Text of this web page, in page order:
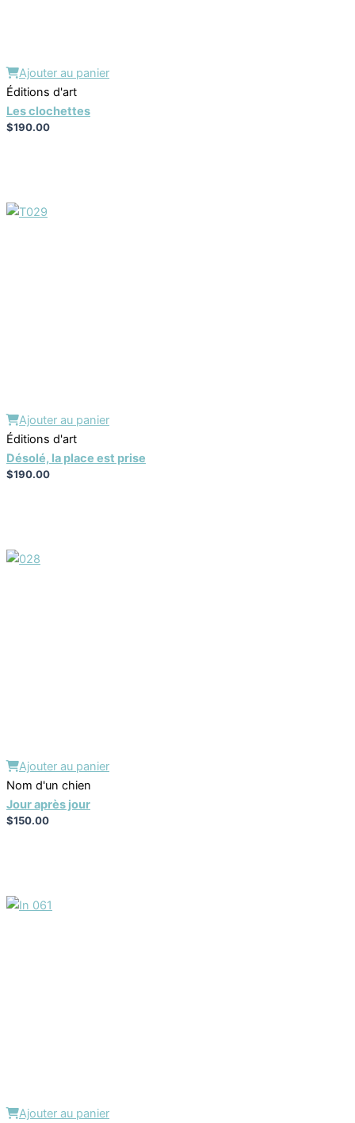
Ajouter au panier
Éditions d'art
Les clochettes
$190.00
Ajouter au panier
Éditions d'art
Désolé, la place est prise
$190.00
Ajouter au panier
Nom d'un chien
Jour après jour
$150.00
Ajouter au panier